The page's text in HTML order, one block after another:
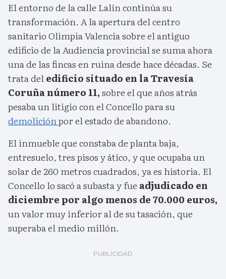
El entorno de la calle Lalín continúa su
transformación. A la apertura del centro
sanitario Olimpia Valencia sobre el antiguo
edificio de la Audiencia provincial se suma ahora
una de las fincas en ruina desde hace décadas. Se
trata deledificio situado en la Travesía
Coruña número 11,sobre el que años atrás
pesaba un litigio con el Concello para su
demoliciónpor el estado de abandono.
El inmueble que constaba de planta baja,
entresuelo, tres pisos y ático, y que ocupaba un
solar de 260 metros cuadrados, ya es historia. El
Concello lo sacó a subasta y fue adjudicado en
diciembre por algo menos de 70.000 euros,
un valor muy inferior al de su tasación, que
superaba el medio millón.